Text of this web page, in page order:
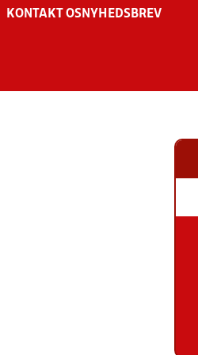
KONTAKT OS NYHEDSBREV